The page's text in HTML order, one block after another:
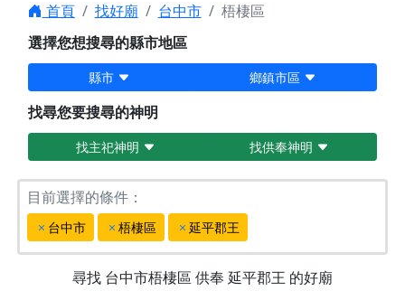
首頁 找好廟 台中市
梧棲區
選擇您想搜尋的縣市地區
縣市 鄉鎮市區
找尋您要搜尋的神明
找主祀神明 找供奉神明
目前選擇的條件：
台中市 梧棲區 延平郡王
尋找 台中市梧棲區 供奉 延平郡王 的好廟